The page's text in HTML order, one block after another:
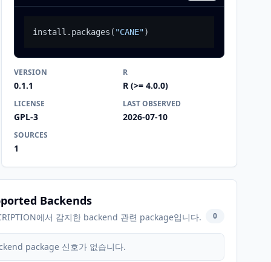
install.packages ( "CANE")
VERSION
0.1.1
R
R (>= 4.0.0)
LICENSE
GPL-3
LAST OBSERVED
2026-07-10
SOURCES
1
Backends
에서 감지한 backend 관련 package입니다. 0
package 신호가 없습니다.